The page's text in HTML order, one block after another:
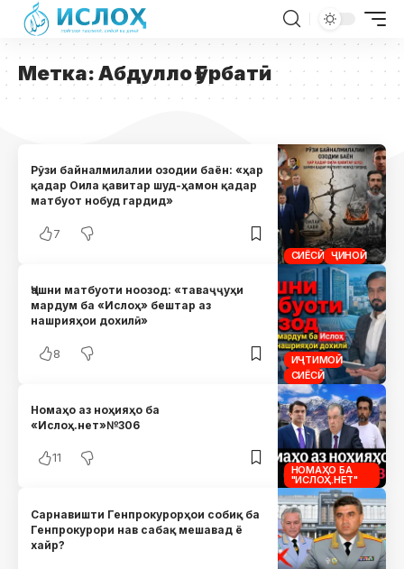
Метка:Абдулло Ғурбатӣ
СИЁСӢ ҶИНОӢ
Рӯзи байналмилалии озодии баён: «ҳар
қадар Оила қавитар шуд-ҳамон қадар
матбуот нобуд гардид»
7
ИҶТИМОӢ
СИЁСӢ
Ҷашни матбуоти ноозод: «таваҷҷуҳи
мардум ба «Ислоҳ» бештар аз
нашрияҳои дохилӣ»
8
НОМАҲО БА
"ИСЛОҲ.НЕТ"
Номаҳо аз ноҳияҳо ба
«Ислоҳ.нет»№306
11
Сарнавишти Генпрокурорҳои собиқ ба
Генпрокурори нав сабақ мешавад ё
хайр?